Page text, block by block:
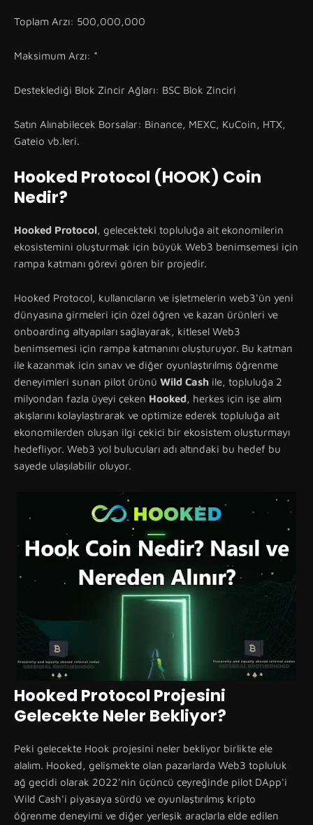
Toplam Arzı: 500,000,000
Maksimum Arzı: *
Desteklediği Blok Zincir Ağları: BSC Blok Zinciri
Satın Alınabilecek Borsalar: Binance, MEXC, KuCoin, HTX,
Gateio vb.leri.
Hooked Protocol (HOOK) Coin
Nedir?
Hooked Protocol, gelecekteki topluluğa ait ekonomilerin
ekosistemini oluşturmak için büyük Web3 benimsemesi için
rampa katmanı görevi gören bir projedir.
Hooked Protocol, kullanıcıların ve işletmelerin web3'ün yeni
dünyasına girmeleri için özel öğren ve kazan ürünleri ve
onboarding altyapıları sağlayarak, kitlesel Web3
benimsemesi için rampa katmanını oluşturuyor. Bu katman
ile kazanmak için sınav ve diğer oyunlaştırılmış öğrenme
deneyimleri sunan pilot ürünü Wild Cash ile, topluluğa 2
milyondan fazla üyeyi çeken Hooked, herkes için işe alım
akışlarını kolaylaştırarak ve optimize ederek topluluğa ait
ekonomilerden oluşan ilgi çekici bir ekosistem oluşturmayı
hedefliyor. Web3 yol bulucuları adı altındaki bu hedef bu
sayede ulaşılabilir oluyor.
Hooked Protocol Projesini
Gelecekte Neler Bekliyor?
Peki gelecekte Hook projesini neler bekliyor birlikte ele
alalım. Hooked, gelişmekte olan pazarlarda Web3 topluluk
ağ geçidi olarak 2022'nin üçüncü çeyreğinde pilot DApp'i
Wild Cash'i piyasaya sürdü ve oyunlaştırılmış kripto
öğrenme deneyimi ve diğer yerleşik araçlarla elde edilen